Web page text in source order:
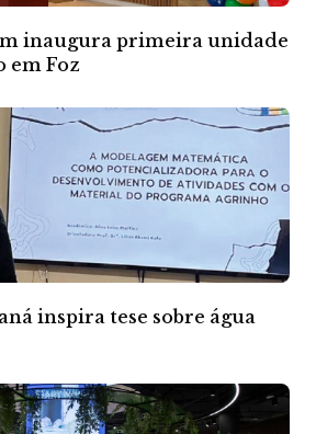
inaugura primeira unidade
em Foz
inspira tese sobre água